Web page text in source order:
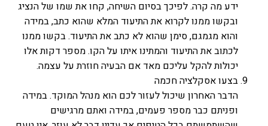
ידע מה קרה. לפיכך בסיום השיחה, קחו את שמו של הנציג
ובקשו ממנו לקרוא את התיעוד המלא שהוא כתב, במידה
והוא מגמגם, סימן שהוא לא כתב את התיעוד. בקשו ממנו
לכתוב את התיעוד והמתינו איתו על הקו. מספר דקות אלו
יכולות להקל עליכם מאד אם הבעיה חוזרת על עצמה.
בצעו אסקלציה חכמה
הדבר האחרון שיכול לעזור לכם הוא מנהל המוקד. במידה
ופניתם כבר מספר פעמים, במידה ואתם מרגישים